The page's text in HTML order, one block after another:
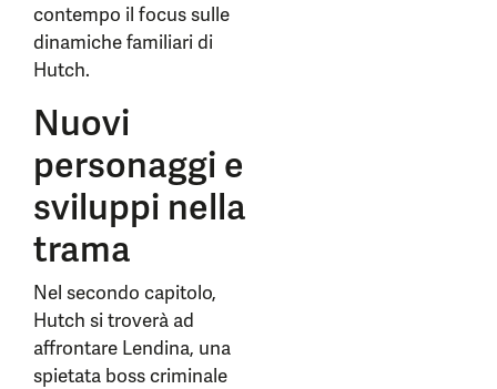
contempo il focus sulle
dinamiche familiari di
Hutch.
Nuovi
personaggi e
sviluppi nella
trama
Nel secondo capitolo,
Hutch si troverà ad
affrontare Lendina, una
spietata boss criminale